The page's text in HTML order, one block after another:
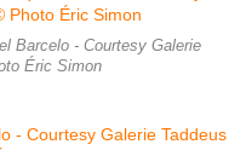
Barcelo - Courtesy Galerie
Éric Simon